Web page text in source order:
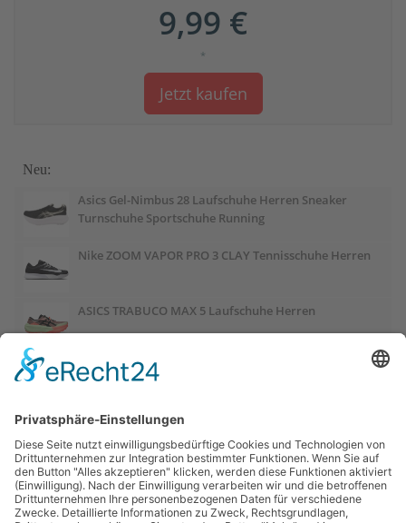
9,99 €
*
Jetzt kaufen
Neu:
Asics Gel-Nimbus 28 Laufschuhe Herren Sneaker
Turnschuhe Sportschuhe Running
Nike ZOOM VAPOR PRO 3 CLAY Tennisschuhe Herren
ASICS TRABUCO MAX 5 Laufschuhe Herren
ASICS GEL-PULSE 17 Laufschuhe Damen
Salomon OUTCHILL Winterschuhe Damen
ASICS GEL-CUMULUS 28 Laufschuhe Damen